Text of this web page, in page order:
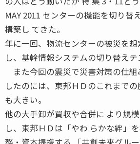
MAY 2011 センターの機能を切り替
構築し てきた。
年に一回、物流センターの被災を
し、基幹情報システムの切り替えテ
また今回の震災で災害対策の仕組
したのには、東邦ＨＤのこれまで
も大きい。
他の大手卸が買収や合併に より規
し、東邦ＨＤは「やわ らかな絆」